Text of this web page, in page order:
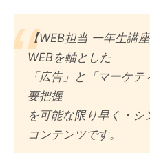
【WEB担当 一年生講
WEBを軸とした
「広告」と「マーケ
要把握
を可能な限り早く・
コンテンツです。